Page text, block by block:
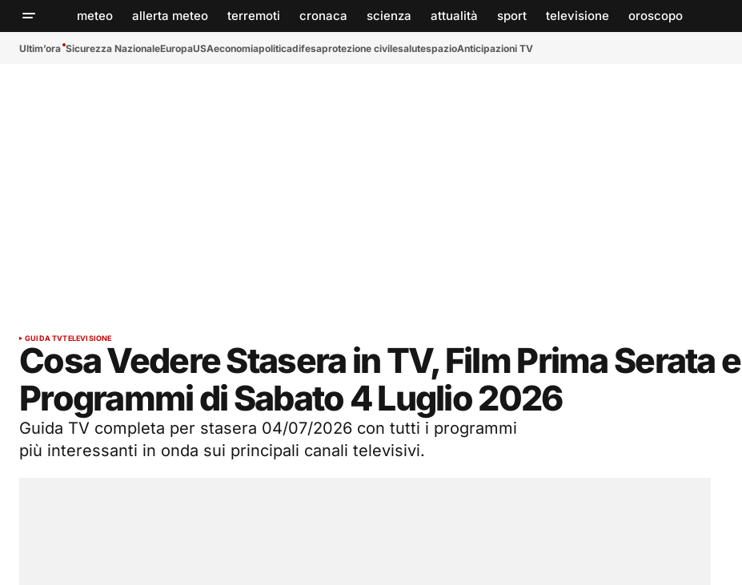
meteo allerta meteo terremoti cronaca scienza attualità sport televisione oroscopo
Ultim’ora Sicurezza NazionaleEuropaUSAeconomiapoliticadifesaprotezione civilesalutespazioAnticipazioni TV
GUIDA TVTELEVISIONE
Cosa Vedere Stasera in TV, Film Prima Serata e
Programmi di Sabato 4 Luglio 2026
Guida TV completa per stasera 04/07/2026 con tutti i programmi
più interessanti in onda sui principali canali televisivi.